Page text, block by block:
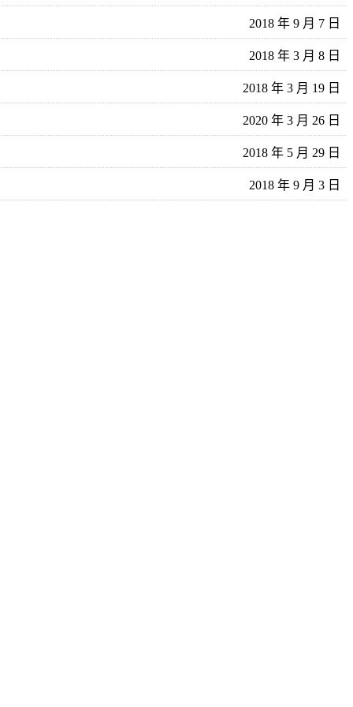
2018 年 9 月 7 日
2018 年 3 月 8 日
2018 年 3 月 19 日
2020 年 3 月 26 日
2018 年 5 月 29 日
2018 年 9 月 3 日